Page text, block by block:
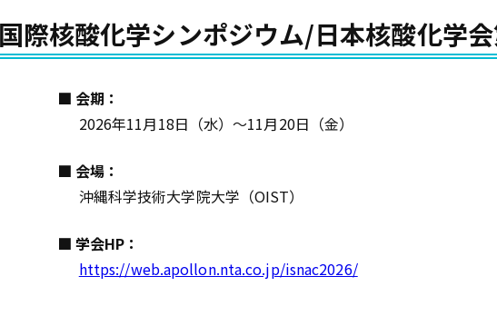
際核酸化学シンポジウム/日本核酸化学会
■ 会期：
2026年11月18日（水）～11月20日（金）
■ 会場：
沖縄科学技術大学院大学（OIST）
■ 学会HP：
https://web.apollon.nta.co.jp/isnac2026/